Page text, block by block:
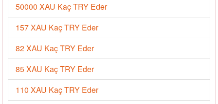
50000 XAU Kaç TRY Eder
157 XAU Kaç TRY Eder
82 XAU Kaç TRY Eder
85 XAU Kaç TRY Eder
110 XAU Kaç TRY Eder